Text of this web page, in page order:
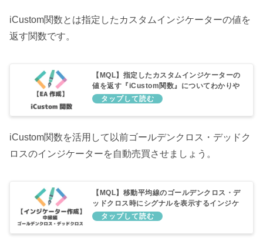
iCustom関数とは指定したカスタムインジケーターの値を
返す関数です。
【MQL】指定したカスタムインジケーターの
値を返す『iCustom関数』についてわかりや
すく説明してみた
iCustom関数を活用して以前ゴールデンクロス・デッドク
ロスのインジケーターを自動売買させましょう。
【MQL】移動平均線のゴールデンクロス・デ
ッドクロス時にシグナルを表示するインジケ
ーター【中級編】